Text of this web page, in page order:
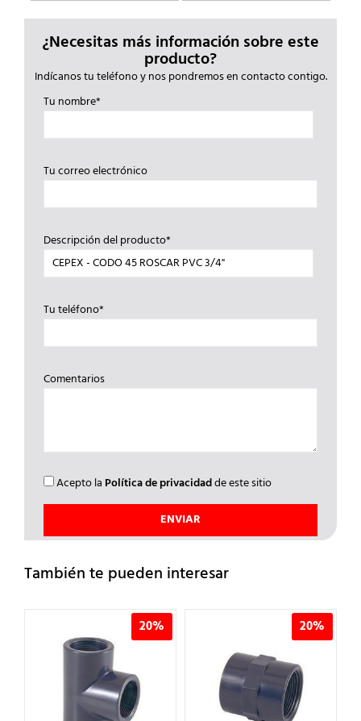
¿Necesitas más información sobre este
producto?
Indícanos tu teléfono y nos pondremos en contacto contigo.
Tu nombre*
Tu correo electrónico
Descripción del producto*
Tu teléfono*
Comentarios
Acepto la Política de privacidadde este sitio
También te pueden interesar